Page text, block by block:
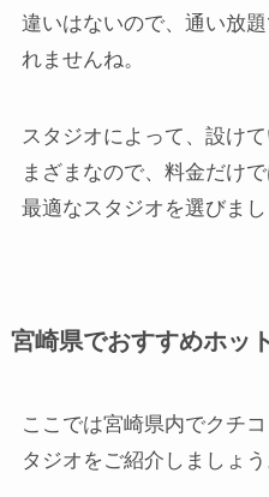
違いはないので、通い放
れませんね。
スタジオによって、設け
まざまなので、料金だけ
最適なスタジオを選びまし
宮崎県でおすすめホッ
ここでは宮崎県内でクチ
タジオをご紹介しましょう